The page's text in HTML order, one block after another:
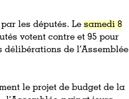
les députés. Lesamedi 8
votent contre et 95 pour
de l’Assemblée
le projet de budget de la